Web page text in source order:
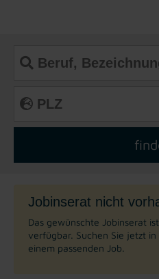
Jobinserat nicht
Das gewünschte Jobinserat
verfügbar. Suchen Sie jetzt
einem passenden Job.